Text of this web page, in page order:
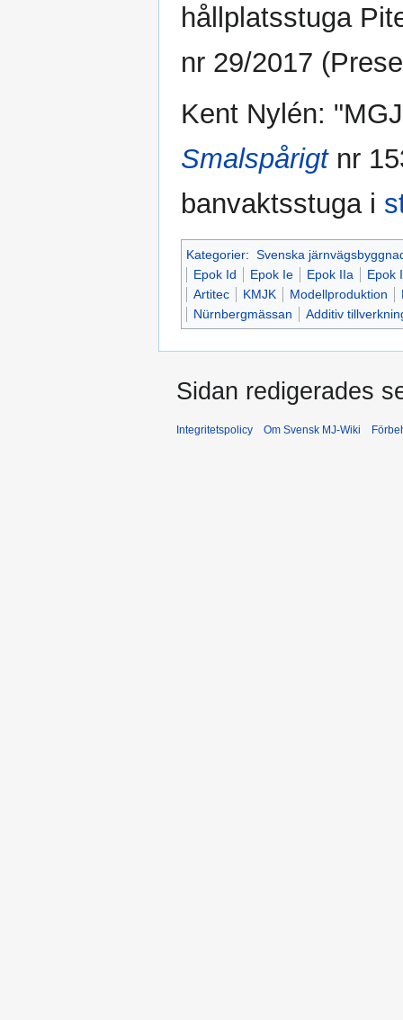
hållplatsstuga
nr 29/2017
Kent Nylén:
Smalspårigtnr
banvaktsstuga i
Kategorier: Svenska
Epok Id
Epok Ie Epok IIa
Epok
Artitec
KMJK Modellproduktion
Nürnbergmässan
Additiv
Sidan redigerades
Integritetspolicy Om Svensk MJ-Wiki